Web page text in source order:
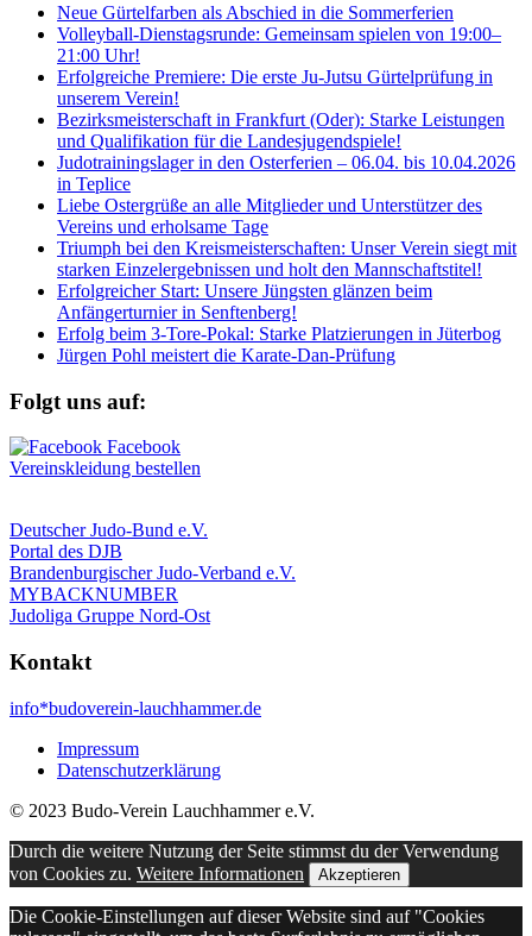
Neue Gürtelfarben als Abschied in die Sommerferien
Volleyball-Dienstagsrunde: Gemeinsam spielen von 19:00–
21:00 Uhr!
Erfolgreiche Premiere: Die erste Ju-Jutsu Gürtelprüfung in
unserem Verein!
Bezirksmeisterschaft in Frankfurt (Oder): Starke Leistungen
und Qualifikation für die Landesjugendspiele!
Judotrainingslager in den Osterferien – 06.04. bis 10.04.2026
in Teplice
Liebe Ostergrüße an alle Mitglieder und Unterstützer des
Vereins und erholsame Tage
Triumph bei den Kreismeisterschaften: Unser Verein siegt mit
starken Einzelergebnissen und holt den Mannschaftstitel!
Erfolgreicher Start: Unsere Jüngsten glänzen beim
Anfängerturnier in Senftenberg!
Erfolg beim 3-Tore-Pokal: Starke Platzierungen in Jüterbog
Jürgen Pohl meistert die Karate-Dan-Prüfung
Folgt uns auf:
Vereinskleidung bestellen
Deutscher Judo-Bund e.V.
Portal des DJB
Brandenburgischer Judo-Verband e.V.
MYBACKNUMBER
Judoliga Gruppe Nord-Ost
Kontakt
info*budoverein-lauchhammer.de
Impressum
Datenschutzerklärung
© 2023 Budo-Verein Lauchhammer e.V.
Durch die weitere Nutzung der Seite stimmst du der Verwendung
von Cookies zu. Weitere Informationen Akzeptieren
Die Cookie-Einstellungen auf dieser Website sind auf "Cookies